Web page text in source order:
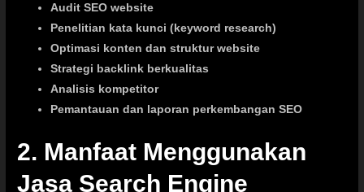
Audit SEO website
Penelitian kata kunci (keyword research)
Optimasi konten dan struktur website
Strategi backlink berkualitas
Analisis kompetitor
Pemantauan dan laporan perkembangan SEO
2. Manfaat Menggunakan
Jasa Search Engine